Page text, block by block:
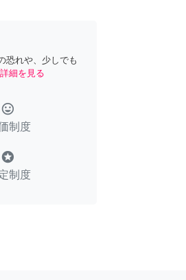
恐れや、少しでも
詳細を見る
tag_faces
制度
stars
制度